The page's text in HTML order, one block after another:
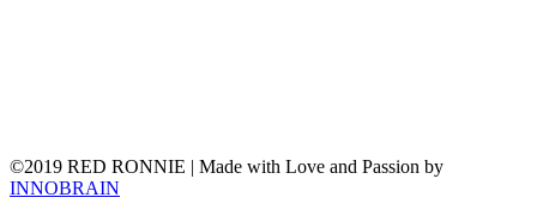
©2019 RED RONNIE | Made with Love and Passion by
INNOBRAIN